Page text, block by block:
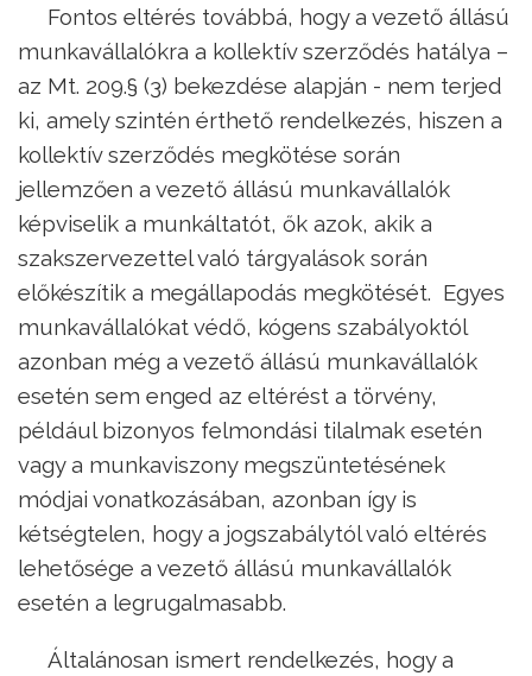
Fontos eltérés továbbá, hogy a vezető állású
munkavállalókra a kollektív szerződés hatálya –
az Mt. 209.§ (3) bekezdése alapján - nem terjed
ki, amely szintén érthető rendelkezés, hiszen a
kollektív szerződés megkötése során
jellemzően a vezető állású munkavállalók
képviselik a munkáltatót, ők azok, akik a
szakszervezettel való tárgyalások során
előkészítik a megállapodás megkötését. Egyes
munkavállalókat védő, kógens szabályoktól
azonban még a vezető állású munkavállalók
esetén sem enged az eltérést a törvény,
például bizonyos felmondási tilalmak esetén
vagy a munkaviszony megszüntetésének
módjai vonatkozásában, azonban így is
kétségtelen, hogy a jogszabálytól való eltérés
lehetősége a vezető állású munkavállalók
esetén a legrugalmasabb.
Általánosan ismert rendelkezés, hogy a